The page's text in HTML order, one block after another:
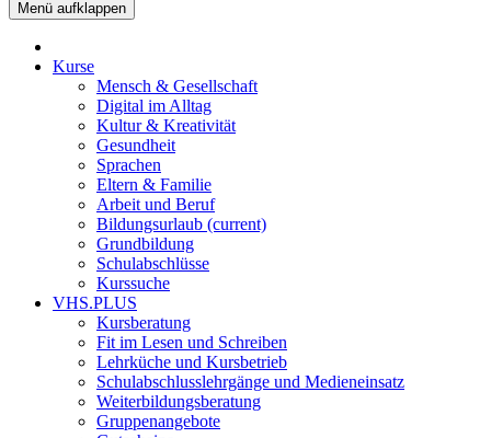
Menü aufklappen
Kurse
Mensch & Gesellschaft
Digital im Alltag
Kultur & Kreativität
Gesundheit
Sprachen
Eltern & Familie
Arbeit und Beruf
Bildungsurlaub (current)
Grundbildung
Schulabschlüsse
Kurssuche
VHS.PLUS
Kursberatung
Fit im Lesen und Schreiben
Lehrküche und Kursbetrieb
Schulabschlusslehrgänge und Medieneinsatz
Weiterbildungsberatung
Gruppenangebote